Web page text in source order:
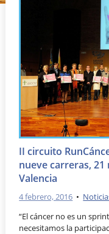
II circuito
nueve carreras,
Valencia
4 febrero, 2016 •
“El cáncer no es un
necesitamos la